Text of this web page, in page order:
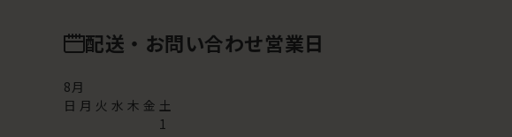
配送・お問い合わせ営業日
8月
日 月 火 水 木 金 土
1